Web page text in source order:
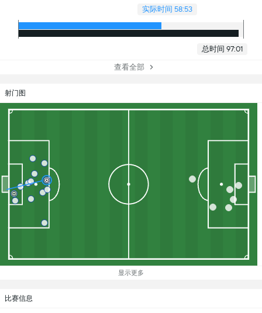
实际时间 58:53
总时间 97:01
查看全部
射门图
显示更多
比赛信息